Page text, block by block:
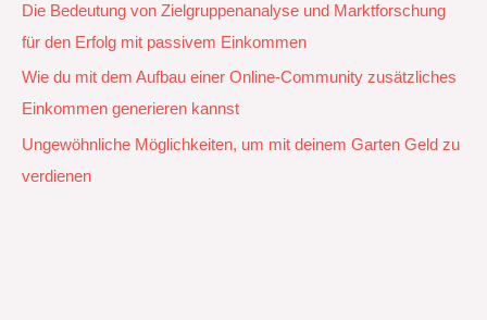
Die Bedeutung von Zielgruppenanalyse und Marktforschung
für den Erfolg mit passivem Einkommen
Wie du mit dem Aufbau einer Online-Community zusätzliches
Einkommen generieren kannst
Ungewöhnliche Möglichkeiten, um mit deinem Garten Geld zu
verdienen